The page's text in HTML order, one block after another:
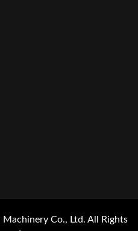
Machinery Co., Ltd. All Rights